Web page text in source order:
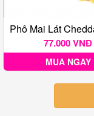
77.000 VNĐ
MUA NGAY